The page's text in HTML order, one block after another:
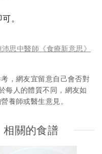
。
思中醫師《食療新意思》
，網友宜留意自己會否對
每人的體質不同，網友如
養師或醫生意見。
相關的食譜